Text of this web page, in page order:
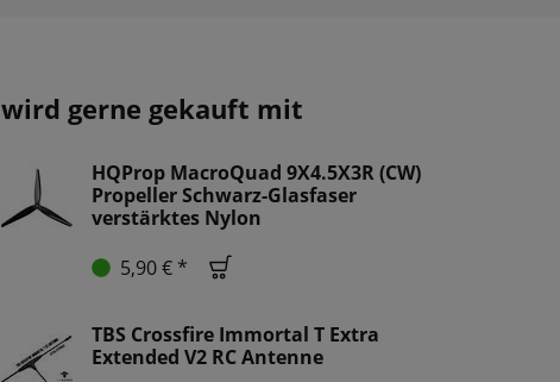
wird gerne gekauft mit
HQProp MacroQuad 9X4.5X3R (CW)
Propeller Schwarz-Glasfaser
verstärktes Nylon
5,90 € *
TBS Crossfire Immortal T Extra
Extended V2 RC Antenne